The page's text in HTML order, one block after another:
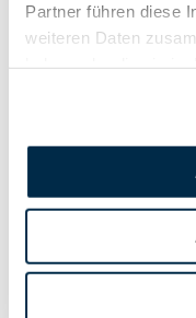
Partner führen diese
weiteren Daten